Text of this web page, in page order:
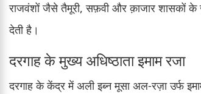
राजवंशों जैसे तैमूरी, सफ़वी और क़ाजार शासकों के
देती है।
दरगाह के मुख्य अधिष्ठाता इमाम रजा
दरगाह के केंद्र में अली इब्न मूसा अल-रज़ा उर्फ